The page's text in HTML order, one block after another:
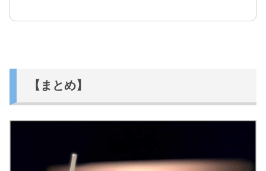
【まとめ】